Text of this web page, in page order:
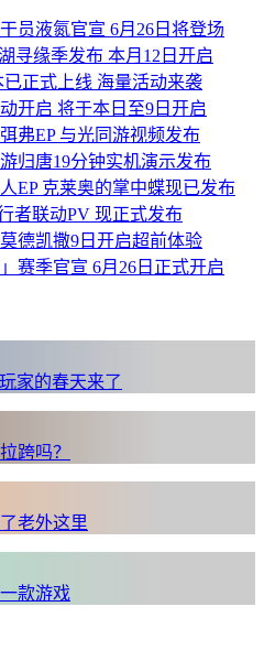
员液氮官宣 6月26日将登场
寻缘季发布 本月12日开启
正式上线 海量活动来袭
开启 将于本日至9日开启
弗EP 与光同游视频发布
归唐19分钟实机演示发布
EP 克莱奥的掌中蝶现已发布
者联动PV 现正式发布
德凯撒9日开启超前体验
赛季官宣 6月26日正式开启
家的春天来了
跨吗？
老外这里
款游戏